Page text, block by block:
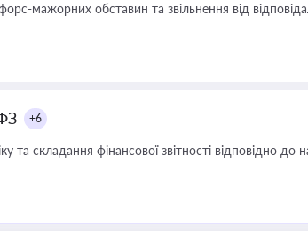
мажорних обставин та звільнення від
+6
та складання фінансової звітності відповідно до